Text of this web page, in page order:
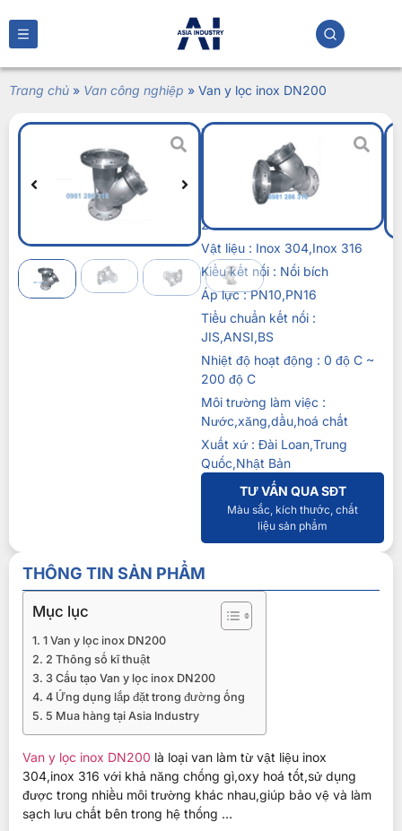
Trang chủ » Van công nghiệp » Van y lọc inox DN200
Van y lọc inox
DN200
Kích thước :DN200,8″ hay phi
219
Vật liệu : Inox 304,Inox 316
Kiểu kết nối : Nối bích
Áp lực : PN10,PN16
Tiểu chuẩn kết nối :
JIS,ANSI,BS
Nhiệt độ hoạt động : 0 độ C ~
200 độ C
Môi trường làm việc :
Nước,xăng,dầu,hoá chất
Xuất xứ : Đài Loan,Trung
Quốc,Nhật Bản
TƯ VẤN QUA SĐT
Màu sắc, kích thước, chất
liệu sản phẩm
THÔNG TIN SẢN PHẨM
Mục lục
1 Van y lọc inox DN200
2 Thông số kĩ thuật
3 Cấu tạo Van y lọc inox DN200
4 Ứng dụng lắp đặt trong đường ống
5 Mua hàng tại Asia Industry
Van y lọc inox DN200 là loại van làm từ vật liệu inox
304,inox 316 với khả năng chống gì,oxy hoá tốt,sử dụng
được trong nhiều môi trường khác nhau,giúp bảo vệ và làm
sạch lưu chất bên trong hệ thống …